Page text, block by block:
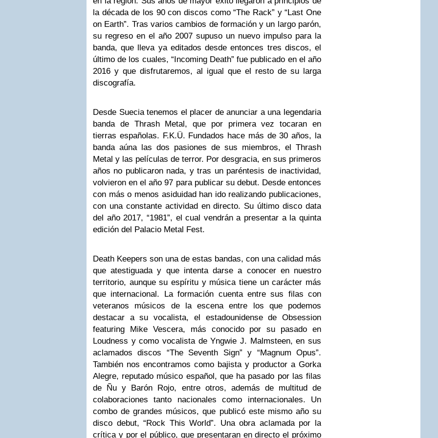
la década de los 90 con discos como “The Rack” y “Last One
on Earth”. Tras varios cambios de formación y un largo parón,
su regreso en el año 2007 supuso un nuevo impulso para la
banda, que lleva ya editados desde entonces tres discos, el
último de los cuales, “Incoming Death” fue publicado en el año
2016 y que disfrutaremos, al igual que el resto de su larga
discografía.
Desde Suecia tenemos el placer de anunciar a una legendaria
banda de Thrash Metal, que por primera vez tocaran en
tierras españolas. F.K.Ü. Fundados hace más de 30 años, la
banda aúna las dos pasiones de sus miembros, el Thrash
Metal y las películas de terror. Por desgracia, en sus primeros
años no publicaron nada, y tras un paréntesis de inactividad,
volvieron en el año 97 para publicar su debut. Desde entonces
con más o menos asiduidad han ido realizando publicaciones,
con una constante actividad en directo. Su último disco data
del año 2017, “1981”, el cual vendrán a presentar a la quinta
edición del Palacio Metal Fest.
Death Keepers son una de estas bandas, con una calidad más
que atestiguada y que intenta darse a conocer en nuestro
territorio, aunque su espíritu y música tiene un carácter más
que internacional. La formación cuenta entre sus filas con
veteranos músicos de la escena entre los que podemos
destacar a su vocalista, el estadounidense de Obsession
featuring Mike Vescera, más conocido por su pasado en
Loudness y como vocalista de Yngwie J. Malmsteen, en sus
aclamados discos “The Seventh Sign” y “Magnum Opus”.
También nos encontramos como bajista y productor a Gorka
Alegre, reputado músico español, que ha pasado por las filas
de Ñu y Barón Rojo, entre otros, además de multitud de
colaboraciones tanto nacionales como internacionales. Un
combo de grandes músicos, que publicó este mismo año su
disco debut, “Rock This World”. Una obra aclamada por la
crítica y por el público, que presentaran en directo el próximo